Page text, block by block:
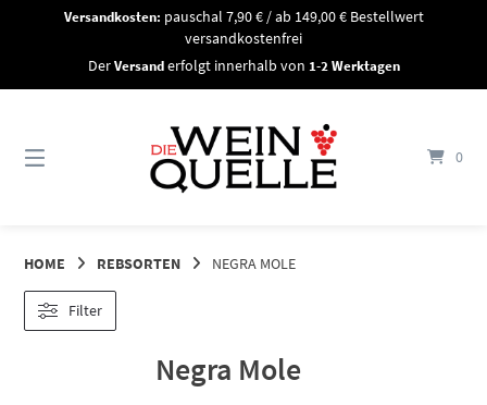
Versandkosten: pauschal 7,90 € / ab 149,00 € Bestellwert
versandkostenfrei
DerVersanderfolgt innerhalb von 1-2 Werktagen
0
HOME REBSORTEN NEGRA MOLE
Negra Mole
Filter